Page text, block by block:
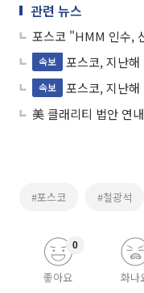
관련 뉴스
포스코 "HMM 인수,
속보 포스코, 지난해 연결
속보
포스코, 지난해 연결
#포스코 #철광석
좋아요
0
화나